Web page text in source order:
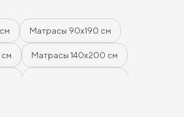
Матрасы 90х190 см
Матрасы 140х200 см